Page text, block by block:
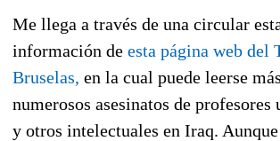
Me llega a través de una circular
información de esta página web del
Bruselas, en la cual puede leerse
numerosos asesinatos de
y otros intelectuales en Iraq.